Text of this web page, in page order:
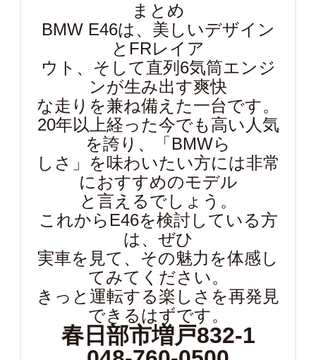
まとめ
BMW E46は、美しいデザイン
とFRレイア
ウト、そして直列6気筒エンジ
ンが生み出す爽快
な走りを兼ね備えた一台です。
20年以上経った今でも高い人気
を誇り、「BMWら
しさ」を味わいたい方には非常
におすすめのモデル
と言えるでしょう。
これからE46を検討している方
は、ぜひ
実車を見て、その魅力を体感し
てみてください。
きっと運転する楽しさを再発見
できるはずです。
春日部市増戸832-1